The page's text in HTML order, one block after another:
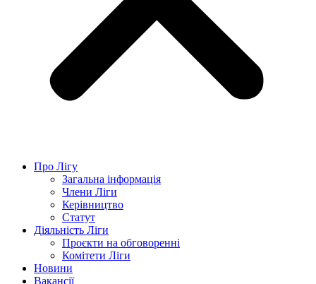
Про Лігу
Загальна інформація
Члени Ліги
Керівництво
Статут
Діяльність Ліги
Проєкти на обговоренні
Комітети Ліги
Новини
Вакансії